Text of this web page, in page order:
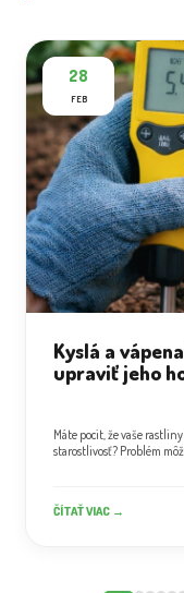
28
FEB
Kyslá a
upraviť jeho
Máte pocit, že vaše
starostlivosť? Problém
ČÍTAŤ VIAC →